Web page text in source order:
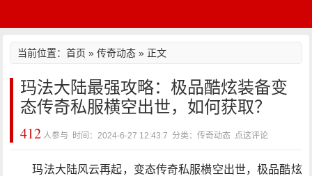
当前位置：首页 »传奇动态 » 正文
玛法大陆最强攻略：极品酷炫装备变
态传奇私服横空出世，如何获取？
412 人参与 时间：2024-6-27 12:43:7 分类：传奇动态 点这评论
玛法大陆风云再起，变态传奇私服横空出世，极品酷炫